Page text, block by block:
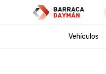
Vehículos